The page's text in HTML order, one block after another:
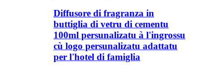
Diffusore di fragranza in
buttiglia di vetru di cementu
100ml persunalizatu à l'ingrossu
cù logo persunalizatu adattatu
per l'hotel di famiglia